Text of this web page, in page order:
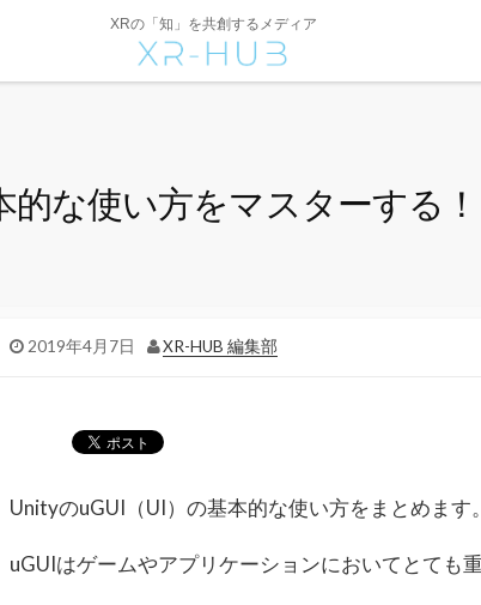
XRの「知」を共創するメディア
的な使い方をマスターする！
2019年4月7日 XR-HUB 編集部
UnityのuGUI（UI）の基本的な使い方をまとめます
uGUIはゲームやアプリケーションにおいてとても